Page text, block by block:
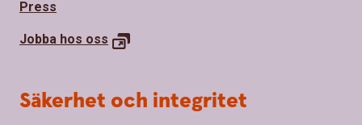
Press
Jobba hos oss
Säkerhet och integritet